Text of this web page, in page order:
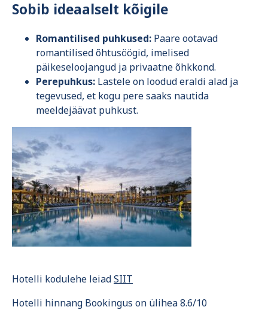
Sobib ideaalselt kõigile
Romantilised puhkused: Paare ootavad
romantilised õhtusöögid, imelised
päikeseloojangud ja privaatne õhkkond.
Perepuhkus: Lastele on loodud eraldi alad ja
tegevused, et kogu pere saaks nautida
meeldejäävat puhkust.
Hotelli kodulehe leiadSIIT
Hotelli hinnang Bookingus on ülihea 8.6/10